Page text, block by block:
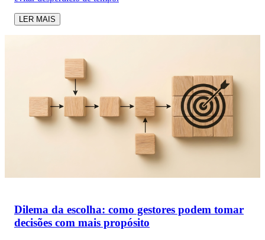
LER MAIS
Dilema da escolha: como gestores podem tomar
decisões com mais propósito